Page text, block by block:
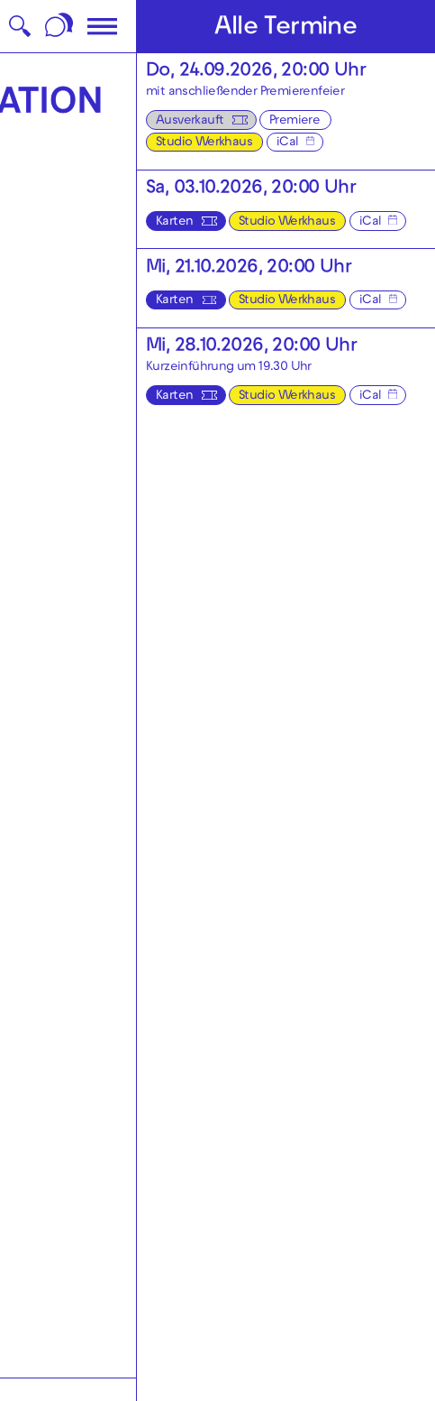
Zum Footer springenAlle Termine
Do, 24.09.2026, 20:00 Uhr
mit anschließender Premierenfeier
Ausverkauft
Premiere
Studio Werkhaus
iCal
Sa, 03.10.2026, 20:00 Uhr
Karten Studio Werkhaus iCal
Mi, 21.10.2026, 20:00 Uhr
Karten Studio Werkhaus iCal
Mi, 28.10.2026, 20:00 Uhr
Kurzeinführung um 19.30 Uhr
Karten Studio Werkhaus iCal